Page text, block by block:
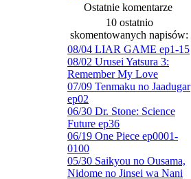
Ostatnie komentarze
10 ostatnio
skomentowanych napisów:
08/04 LIAR GAME ep1-15
08/02 Urusei Yatsura 3:
Remember My Love
07/09 Tenmaku no Jaadugar
ep02
06/30 Dr. Stone: Science
Future ep36
06/19 One Piece ep0001-
0100
05/30 Saikyou no Ousama,
Nidome no Jinsei wa Nani